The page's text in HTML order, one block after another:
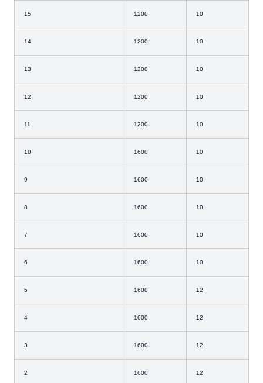
15 1200 10
14 1200 10
13 1200 10
12 1200 10
11 1200 10
10 1600 10
9 1600 10
8 1600 10
7 1600 10
6 1600 10
5 1600 12
4 1600 12
3 1600 12
2 1600 12